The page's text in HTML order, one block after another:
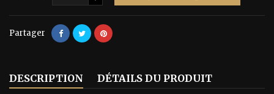
Partager
DESCRIPTION DÉTAILS DU PRODUIT